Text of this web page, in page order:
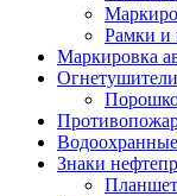
Рамки и
Маркировка
Огнетушители
Знаки